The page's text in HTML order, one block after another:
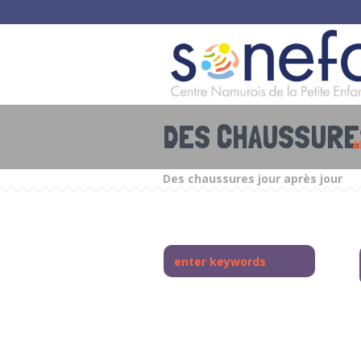
DES
Des chaussures jour après jour